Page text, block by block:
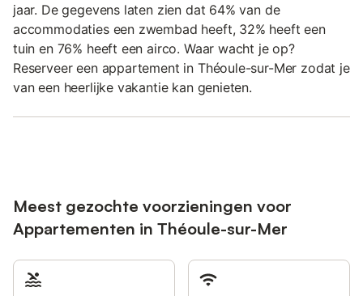
jaar. De gegevens laten zien dat 64% van de
accommodaties een zwembad heeft, 32% heeft een
tuin en 76% heeft een airco. Waar wacht je op?
Reserveer een appartement in Théoule-sur-Mer zodat je
van een heerlijke vakantie kan genieten.
Meest gezochte voorzieningen voor
Appartementen in Théoule-sur-Mer